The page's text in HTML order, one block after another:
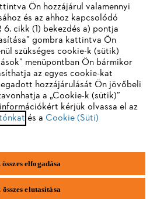
Cookie tájékoztató
Budapark
WIRD NICHT
den wir noch nicht unterstützen. Für
Seite empfehlen wir Ihnen, zu
zu wechseln:
Chrome
Ön hozzájárul valamennyi
és az ahhoz kapcsolódó
6. cikk (1) bekezdés a) pontja
gombra kattintva Ön
szükséges cookie-k (sütik)
menüpontban Ön bármikor
az egyes cookie-kat
hozzájárulását Ön jövőbeli
a „Cookie-k (sütik)”
kérjük olvassa el az
és a Cookie (Süti)
összes elfogadása
összes elutasítása